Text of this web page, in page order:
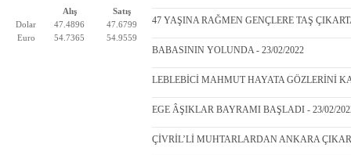
Alış
Satış
Dolar
47.4896
47.6799
Euro
54.7365 54.9559
47 YAŞINA RAĞMEN GENÇLERE TAŞ
BABASININ YOLUNDA - 23/02/2022
LEBLEBİCİ MAHMUT HAYATA GÖZLERİNİ
EGE ÂŞIKLAR BAYRAMI BAŞLADI - 23/02/
ÇİVRİL’Lİ MUHTARLARDAN ANKARA